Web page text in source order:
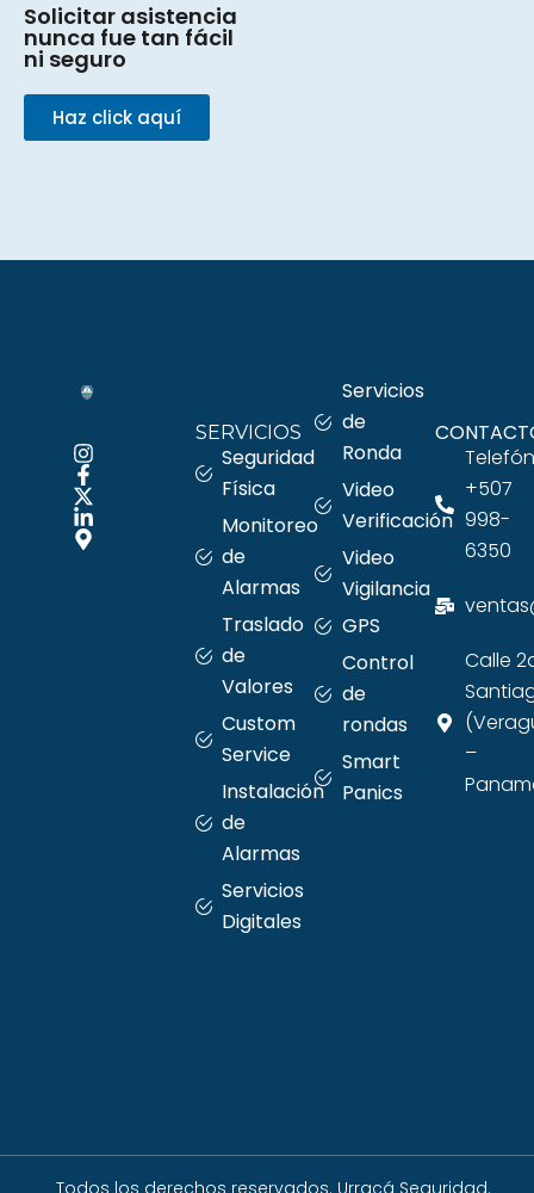
Solicitar asistencia
nunca fue tan fácil
ni seguro
Haz click aquí
SERVICIOS
Seguridad
Física
Monitoreo
de
Alarmas
Traslado
de
Valores
Custom
Service
Instalación
de
Alarmas
Servicios
Digitales
Servicios
de
Ronda
Video
Verificación
Video
Vigilancia
GPS
Control
de
rondas
Smart
Panics
+507
998-
6350
Calle
–